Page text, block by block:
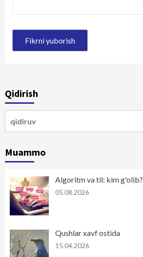
Qidirish
Muammo
Algoritm va til: kim g'olib?
05.08.2026
Qushlar xavf ostida
15.04.2026